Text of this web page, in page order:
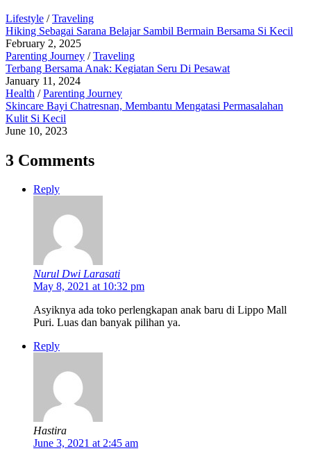
Lifestyle /Traveling
Hiking Sebagai Sarana Belajar Sambil Bermain Bersama Si Kecil
February 2, 2025
Parenting Journey /Traveling
Terbang Bersama Anak: Kegiatan Seru Di Pesawat
January 11, 2024
Health /Parenting Journey
Skincare Bayi Chatresnan, Membantu Mengatasi Permasalahan
Kulit Si Kecil
June 10, 2023
3 Comments
Reply
Nurul Dwi Larasati
May 8, 2021 at 10:32 pm
Asyiknya ada toko perlengkapan anak baru di Lippo Mall
Puri. Luas dan banyak pilihan ya.
Reply
Hastira
June 3, 2021 at 2:45 am